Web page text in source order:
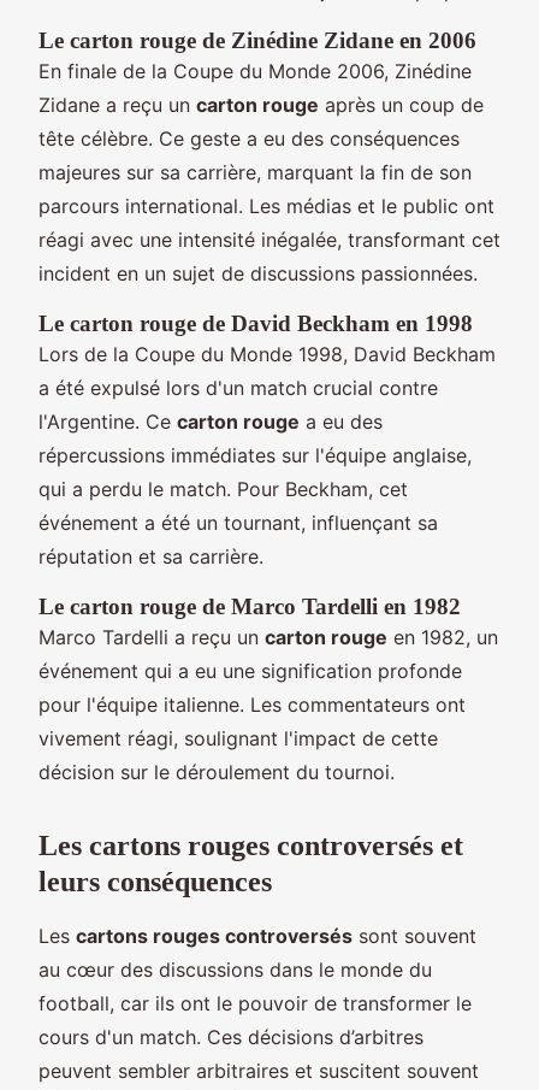
Le carton rouge de Zinédine Zidane en 2006
En finale de la Coupe du Monde 2006, Zinédine
Zidane a reçu un carton rouge après un coup de
tête célèbre. Ce geste a eu des conséquences
majeures sur sa carrière, marquant la fin de son
parcours international. Les médias et le public ont
réagi avec une intensité inégalée, transformant cet
incident en un sujet de discussions passionnées.
Le carton rouge de David Beckham en 1998
Lors de la Coupe du Monde 1998, David Beckham
a été expulsé lors d'un match crucial contre
l'Argentine. Ce carton rouge a eu des
répercussions immédiates sur l'équipe anglaise,
qui a perdu le match. Pour Beckham, cet
événement a été un tournant, influençant sa
réputation et sa carrière.
Le carton rouge de Marco Tardelli en 1982
Marco Tardelli a reçu un carton rouge en 1982, un
événement qui a eu une signification profonde
pour l'équipe italienne. Les commentateurs ont
vivement réagi, soulignant l'impact de cette
décision sur le déroulement du tournoi.
Les cartons rouges controversés et
leurs conséquences
Les cartons rouges controversés sont souvent
au cœur des discussions dans le monde du
football, car ils ont le pouvoir de transformer le
cours d'un match. Ces décisions d’arbitres
peuvent sembler arbitraires et suscitent souvent